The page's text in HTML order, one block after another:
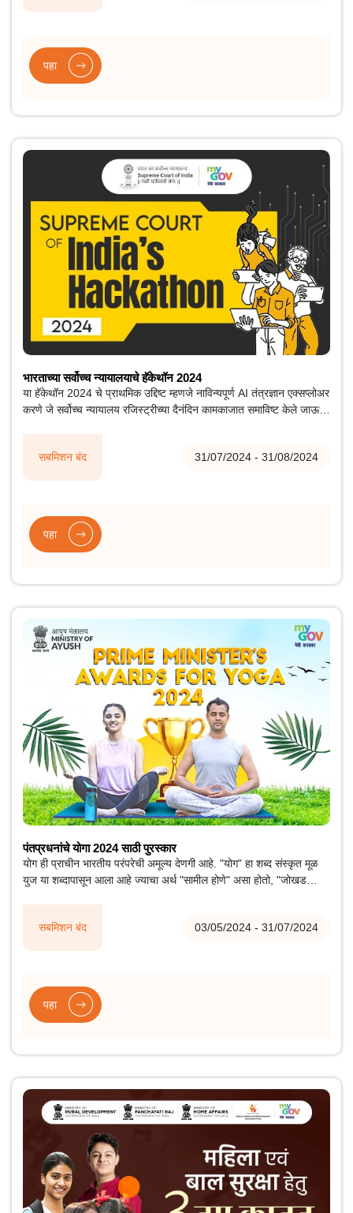
शालेय स्तरावरील अध्यापन-शिकण्याच्या प्रक्रियेत बदल करण्याच्या दिशेने यापूर्वीच
करण्यास प्राधान्य देत आहेत.
पहा
सबमिशन बंद 31/07/2024 - 31/08/2024
भारताच्या सर्वोच्च न्यायालयाचे हॅकेथॉन 2024
या हॅकेथॉन 2024 चे प्राथमिक उद्दिष्ट म्हणजे नाविन्यपूर्ण AI तंत्रज्ञान एक्सप्लोअर
करणे जे सर्वोच्च न्यायालय रजिस्ट्रीच्या दैनंदिन कामकाजात समाविष्ट केले जाऊ
पहा
सबमिशन बंद 03/05/2024 - 31/07/2024
पंतप्रधनांचे योगा 2024 साठी पुरस्कार
योग ही प्राचीन भारतीय परंपरेची अमूल्य देणगी आहे. "योग" हा शब्द संस्कृत मूळ
युज या शब्दापासून आला आहे ज्याचा अर्थ "सामील होणे" असा होतो, "जोखड
आणि कल्याणासाठी एक सर्वांगीण दृष्टिकोन.
पहा